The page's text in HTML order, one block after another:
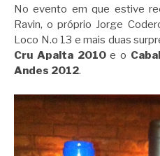
No evento em que estive
Ravin, o próprio Jorge
Loco N.o 13 e mais duas
Cru Apalta 2010e o
Andes 2012.